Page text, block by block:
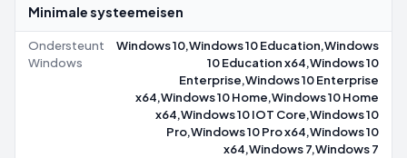
Minimale systeemeisen
Ondersteunt
Windows
Windows 10,Windows 10 Education,Windows
10 Education x64,Windows 10
Enterprise,Windows 10 Enterprise
x64,Windows 10 Home,Windows 10 Home
x64,Windows 10 IOT Core,Windows 10
Pro,Windows 10 Pro x64,Windows 10
x64,Windows 7,Windows 7